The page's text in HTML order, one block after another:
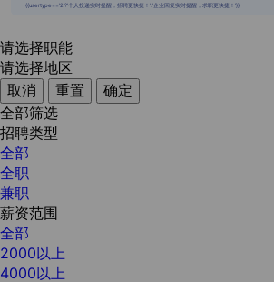
{{usertype=='2'?'个人投递实时提醒，招聘更快捷！':'企业回复实时提醒，求职更快捷！'}}
请选择职能
请选择地区
取消
重置
确定
全部筛选
招聘类型
全部
全职
兼职
薪资范围
全部
2000以上
4000以上